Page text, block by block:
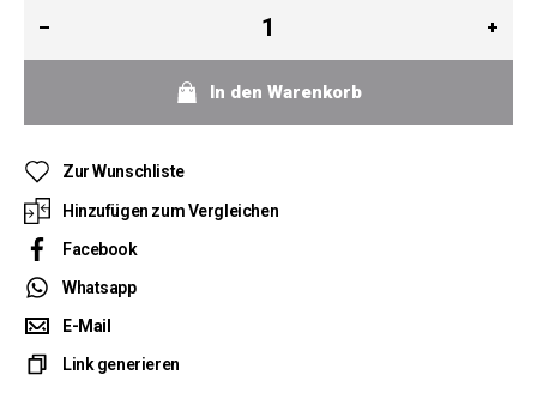
In den Warenkorb
Zur Wunschliste
Hinzufügen zum Vergleichen
Facebook
Whatsapp
E-Mail
Link generieren